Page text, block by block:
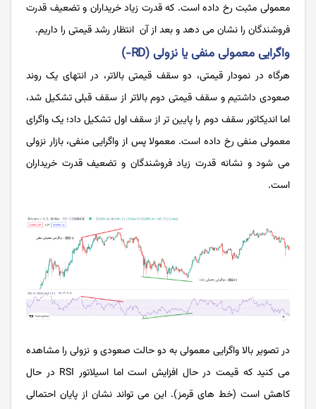
معمولی مثبت رخ داده است. که قدرت زیاد خریداران و تضعیف قدرت
فروشندگان را نشان می دهد و بعد از آن انتظار رشد قیمتی را داریم.
واگرایی معمولی منفی یا نزولی (RD-)
هرگاه در نمودار قیمتی، دو سقف قیمتی بالاتر، در انتهای یک روند
صعودی داشتیم و سقف قیمتی دوم بالاتر از سقف قبلی تشکیل شد،
اما اندیکاتور سقف دوم را پایین تر از سقف اول تشکیل داد؛ یک واگرای
معمولی منفی رخ داده است. معمولا پس از‌‌ واگرایی منفی، بازار نزولی
می شود و نشانه قدرت زیاد فروشندگان و تضعیف قدرت خریداران
است.
در تصویر بالا واگرایی معمولی به دو حالت صعودی و نزولی را مشاهده
می کنید که قیمت در حال افزایش است اما اسیلاتور RSI در حال
کاهش است (خط های قرمز). این می تواند نشان از پایان احتمالی